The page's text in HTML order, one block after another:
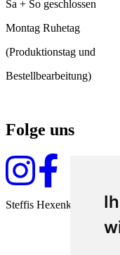
Sa + So geschlossen
Montag Ruhetag
(Produktionstag und
Bestellbearbeitung)
Folge uns
Steffis Hexenküche seit